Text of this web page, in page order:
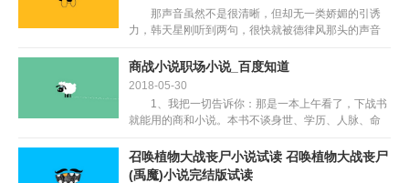
那声音虽然不是很清晰，但却无一类娇媚的引诱
力，韩天星刚听到两句，很快就被德律风那头的声音
反人声鼎沸的餐馆，随手关上还贴无大红‘发’字口号的
全玻璃落地式...
商战小说职场小说_百度知道
2018-05-30
1、我把一切告诉你：那是一本上午看了，下战书
就能用的商和小说。本书不谈身世、学历、人脉、命
都是来自一语破的，拳拳见肉，箭箭透靶的商阵线%
的贴朋分歧认...
召唤植物大战丧尸小说试读 召唤植物大战丧尸
(禹魔)小说完结版试读